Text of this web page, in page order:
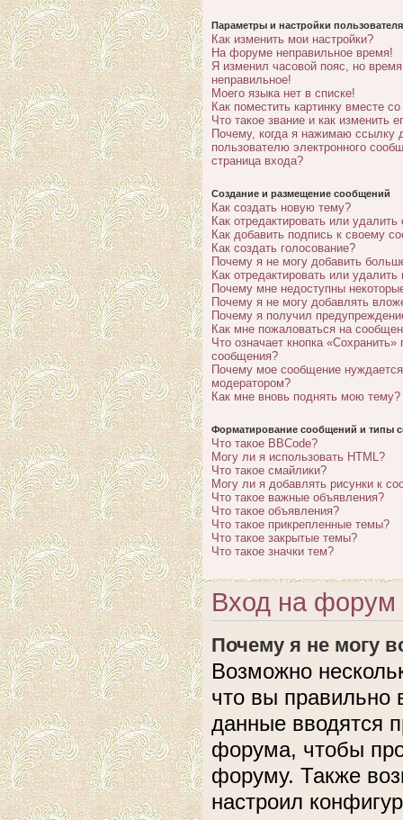
Параметры и настройки пользователя
Как изменить мои настройки?
На форуме неправильное время!
Я изменил часовой пояс, но
неправильное!
Моего языка нет в списке!
Как поместить картинку вместе
Что такое звание и как изменить
Почему, когда я нажимаю ссылку
пользователю электронного
страница входа?
Создание и размещение сообщений
Как создать новую тему?
Как отредактировать или
Как добавить подпись к своему
Как создать голосование?
Почему я не могу добавить
Как отредактировать или удалить
Почему мне недоступны
Почему я не могу добавлять
Почему я получил
Как мне пожаловаться на
Что означает кнопка «Сохранить»
сообщения?
Почему мое сообщение
модератором?
Как мне вновь поднять мою тему?
Форматирование сообщений и типы
Что такое BBCode?
Могу ли я использовать HTML?
Что такое смайлики?
Могу ли я добавлять рисунки к
Что такое важные объявления?
Что такое объявления?
Что такое прикрепленные темы?
Что такое закрытые темы?
Что такое значки тем?
Вход на форум
Почему я не могу
Возможно
что вы правильно
данные вводятся
форума, чтобы
форуму. Также
настроил